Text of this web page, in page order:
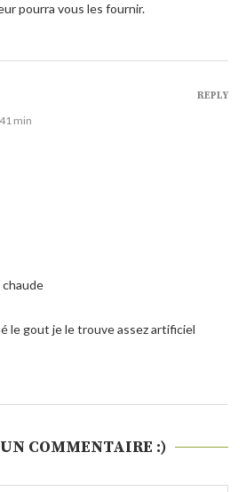
pourra vous les fournir.
min
chaude
le gout je le trouve assez artificiel
REPLY
COMMENTAIRE :)